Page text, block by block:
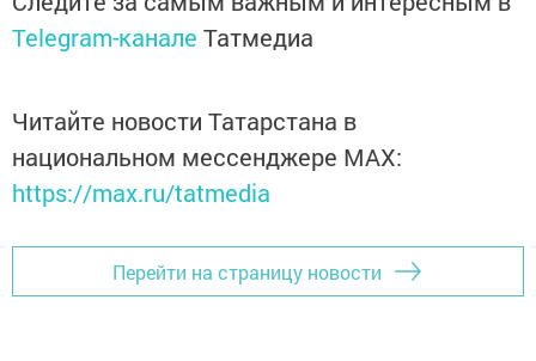
Telegram-канале Татмедиа
Читайте новости Татарстана в
национальном мессенджере MАХ:
https://max.ru/tatmedia
Перейти на страницу новости